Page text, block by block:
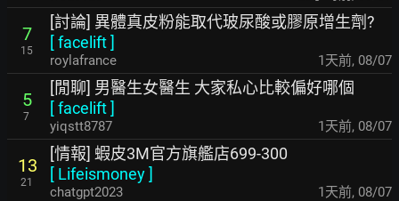
7
15
[討論] 異體真皮粉能取代玻尿酸或膠原增生劑?
[facelift]
roylafrance 1天前, 08/07
5
7
[閒聊] 男醫生女醫生 大家私心比較偏好哪個
[facelift]
yiqstt8787 1天前, 08/07
13
21
[情報] 蝦皮3M官方旗艦店699-300
[ Lifeismoney]
chatgpt2023 1天前, 08/07